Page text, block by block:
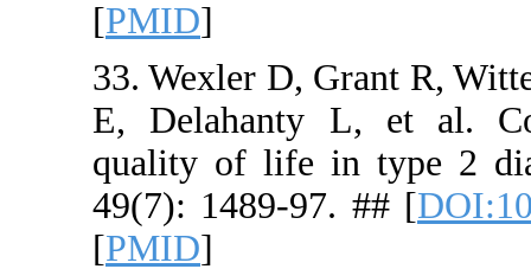
33. Wexler
E,
quality of
49(7):